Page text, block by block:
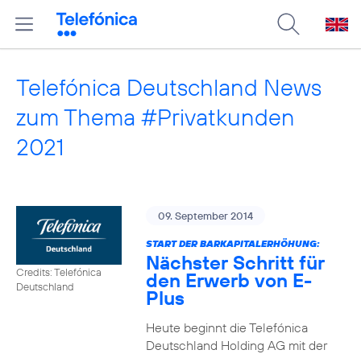
Telefónica Deutschland News
zum Thema #Privatkunden
2021
Credits: Telefónica
Deutschland
09. September 2014
START DER BARKAPITALERHÖHUNG:
Nächster Schritt für
den Erwerb von E-
Plus
Heute beginnt die Telefónica
Deutschland Holding AG mit der